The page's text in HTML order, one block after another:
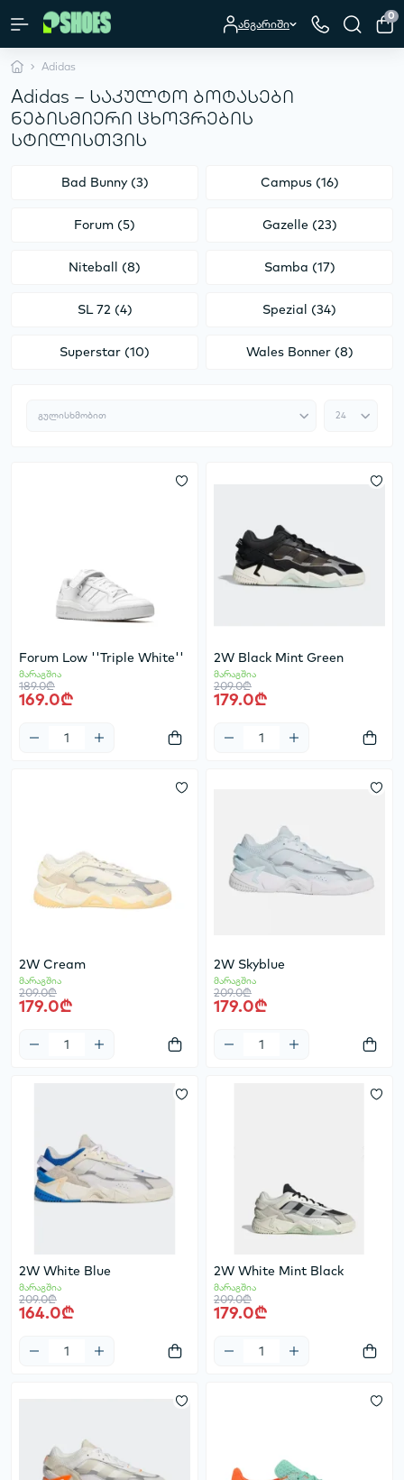
ანგარიში
0
Adidas
Adidas – საკულტო ბოტასები
ნებისმიერი ცხოვრების
სტილისთვის
Bad Bunny (3) Campus (16)
Forum (5) Gazelle (23)
Niteball (8) Samba (17)
SL 72 (4) Spezial (34)
Superstar (10) Wales Bonner (8)
Forum Low ''Triple White''
მარაგშია
189.0₾
169.0₾
2W Black Mint Green
მარაგშია
209.0₾
179.0₾
2W Cream
მარაგშია
209.0₾
179.0₾
2W Skyblue
მარაგშია
209.0₾
179.0₾
2W White Blue
მარაგშია
209.0₾
164.0₾
2W White Mint Black
მარაგშია
209.0₾
179.0₾